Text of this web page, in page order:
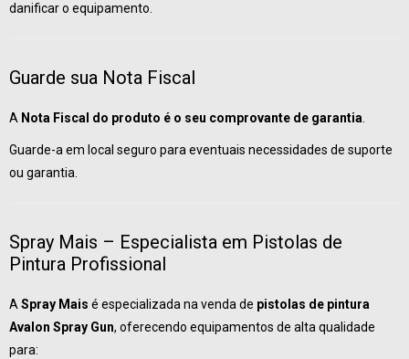
danificar o equipamento.
Guarde sua Nota Fiscal
A Nota Fiscal do produto é o seu comprovante de garantia.
Guarde-a em local seguro para eventuais necessidades de suporte
ou garantia.
Spray Mais – Especialista em Pistolas de
Pintura Profissional
ASpray Mais é especializada na venda de pistolas de pintura
Avalon Spray Gun, oferecendo equipamentos de alta qualidade
para: